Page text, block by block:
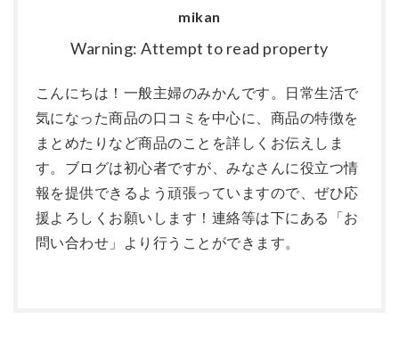
mikan
Warning: Attempt to read property
こんにちは！一般主婦のみかんです。日常生活で
気になった商品の口コミを中心に、商品の特徴を
まとめたりなど商品のことを詳しくお伝えしま
す。ブログは初心者ですが、みなさんに役立つ情
報を提供できるよう頑張っていますので、ぜひ応
援よろしくお願いします！連絡等は下にある「お
問い合わせ」より行うことができます。